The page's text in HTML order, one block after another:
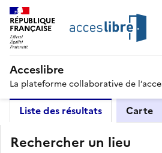
RÉPUBLIQUE
FRANÇAISE
Acceslibre
La plateforme collaborative de
Liste des résultats Carte
Rechercher un lieu